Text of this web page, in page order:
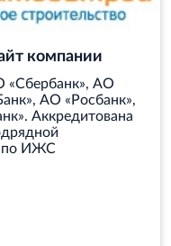
компании
«Сбербанк», АО
АО «Росбанк»,
Аккредитована
по ИЖС